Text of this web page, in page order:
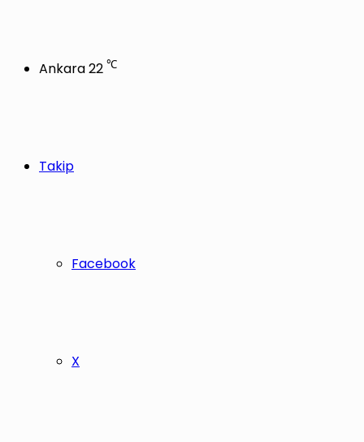
Ankara22 ℃
Takip
Facebook
X